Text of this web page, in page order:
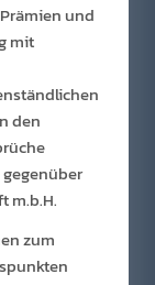
und
mit
den
m.b.H.
zum